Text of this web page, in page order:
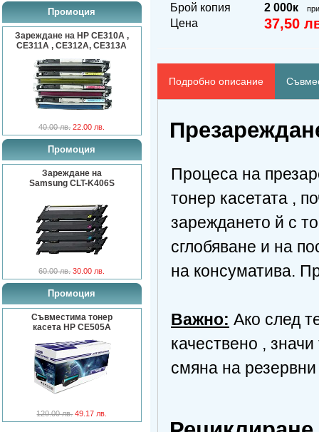
Промоция
Зареждане на HP CE310A ,
CE311A , CE312A, CE313A
40.00 лв. 22.00 лв.
Промоция
Зареждане на
Samsung CLT-K406S
60.00 лв. 30.00 лв.
Промоция
Съвместима тонер
касета HP CE505A
120.00 лв. 49.17 лв.
Брой копия
2 000к
Цена 37,50
Подробно описание
Процеса на
тонер касетата ,
зареждането й с
сглобяване и на
на консуматива.
Важно: Ако след
качествено ,
смяна на